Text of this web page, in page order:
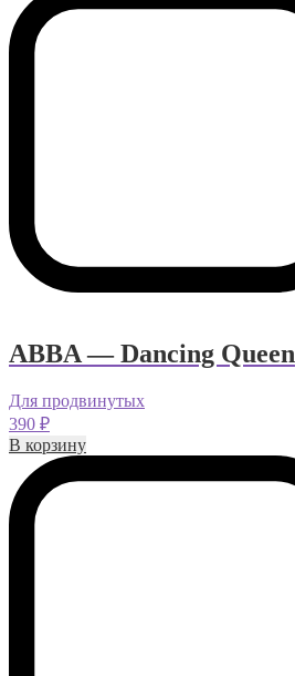
ABBA — Dancing Queen
Для продвинутых
390 ₽
В корзину